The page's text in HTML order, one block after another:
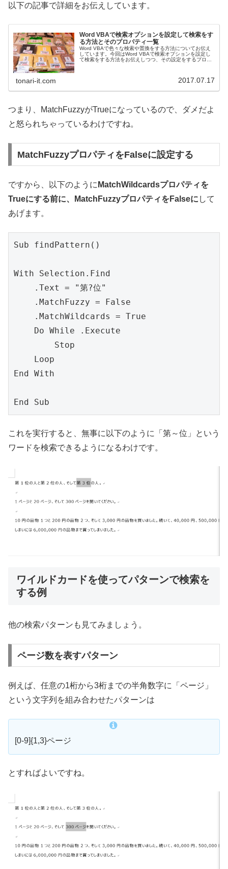
以下の記事で詳細をお伝えしています。
Word VBAで検索オプションを設定して検索をす
る方法とそのプロパティ一覧
Word VBAで色々な検索や置換をする方法についてお伝え
しています。今回はWord VBAで検索オプションを設定し
て検索をする方法をお伝えしつつ、その設定をするプロパ
tonari-it.com 2017.07.17
つまり、MatchFuzzyがTrueになっているので、ダメだよ
と怒られちゃっているわけですね。
MatchFuzzyプロパティをFalseに設定する
ですから、以下のように MatchWildcardsプロパティを
Trueにする前に、MatchFuzzyプロパティをFalseに して
あげます。
Sub findPattern()
With Selection.Find
    .Text = "第?位"
    .MatchFuzzy = False
    .MatchWildcards = True
    Do While .Execute
        Stop
    Loop
End With
これを実行すると、無事に以下のように「第～位」という
ワードを検索できるようになるわけです。
ワイルドカードを使ってパターンで検索を
する例
他の検索パターンも見てみましょう。
ページ数を表すパターン
例えば、任意の1桁から3桁までの半角数字に「ページ」
という文字列を組み合わせたパターンは
[0-9]{1,3}ページ
とすればよいですね。